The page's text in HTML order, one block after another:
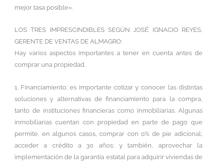
mejor tasa posible».
LOS TRES IMPRESCINDIBLES SEGÚN JOSÉ IGNACIO REYES,
GERENTE DE VENTAS DE ALMAGRO:
Hay varios aspectos importantes a tener en cuenta antes de
comprar una propiedad.
1. Financiamiento: es importante cotizar y conocer las distintas
soluciones y alternativas de financiamiento para la compra,
tanto de instituciones financieras como inmobiliarias. Algunas
inmobiliarias cuentan con propiedad en parte de pago que
permite, en algunos casos, comprar con 0% de pie adicional;
acceder a crédito a 30 años; y también, aprovechar la
implementación de la garantía estatal para adquirir viviendas de